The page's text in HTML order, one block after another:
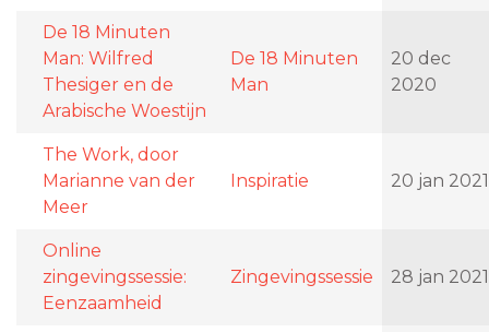
De 18 Minuten
Man: Wilfred
Thesiger en de
Arabische Woestijn
De 18 Minuten
Man
20 dec
2020
The Work, door
Marianne van der
Meer
Inspiratie 20 jan 2021
Online
zingevingssessie:
Eenzaamheid
Zingevingssessie 28 jan 2021